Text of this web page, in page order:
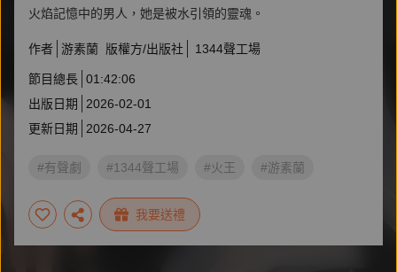
火焰記憶中的男人，她是被水引領的靈魂。
作者 游素蘭 版權方/出版社 1344聲工場
節目總長 01:42:06
出版日期
2026-02-01
更新日期
2026-04-27
#有聲劇 #1344聲工場 #火王 #游素蘭
我要送禮